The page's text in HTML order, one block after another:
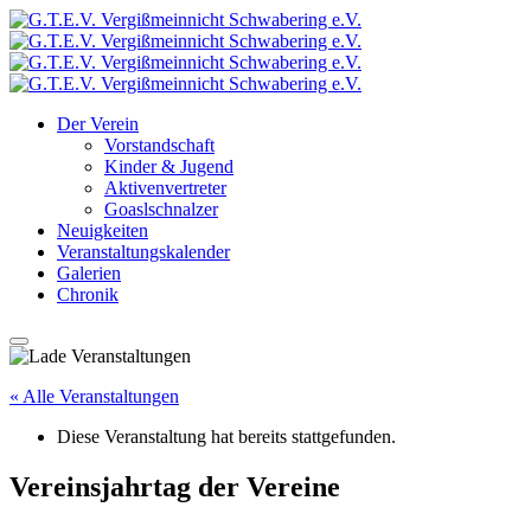
Der Verein
Vorstandschaft
Kinder & Jugend
Aktivenvertreter
Goaslschnalzer
Neuigkeiten
Veranstaltungskalender
Galerien
Chronik
« Alle Veranstaltungen
Diese Veranstaltung hat bereits stattgefunden.
Vereinsjahrtag der Vereine